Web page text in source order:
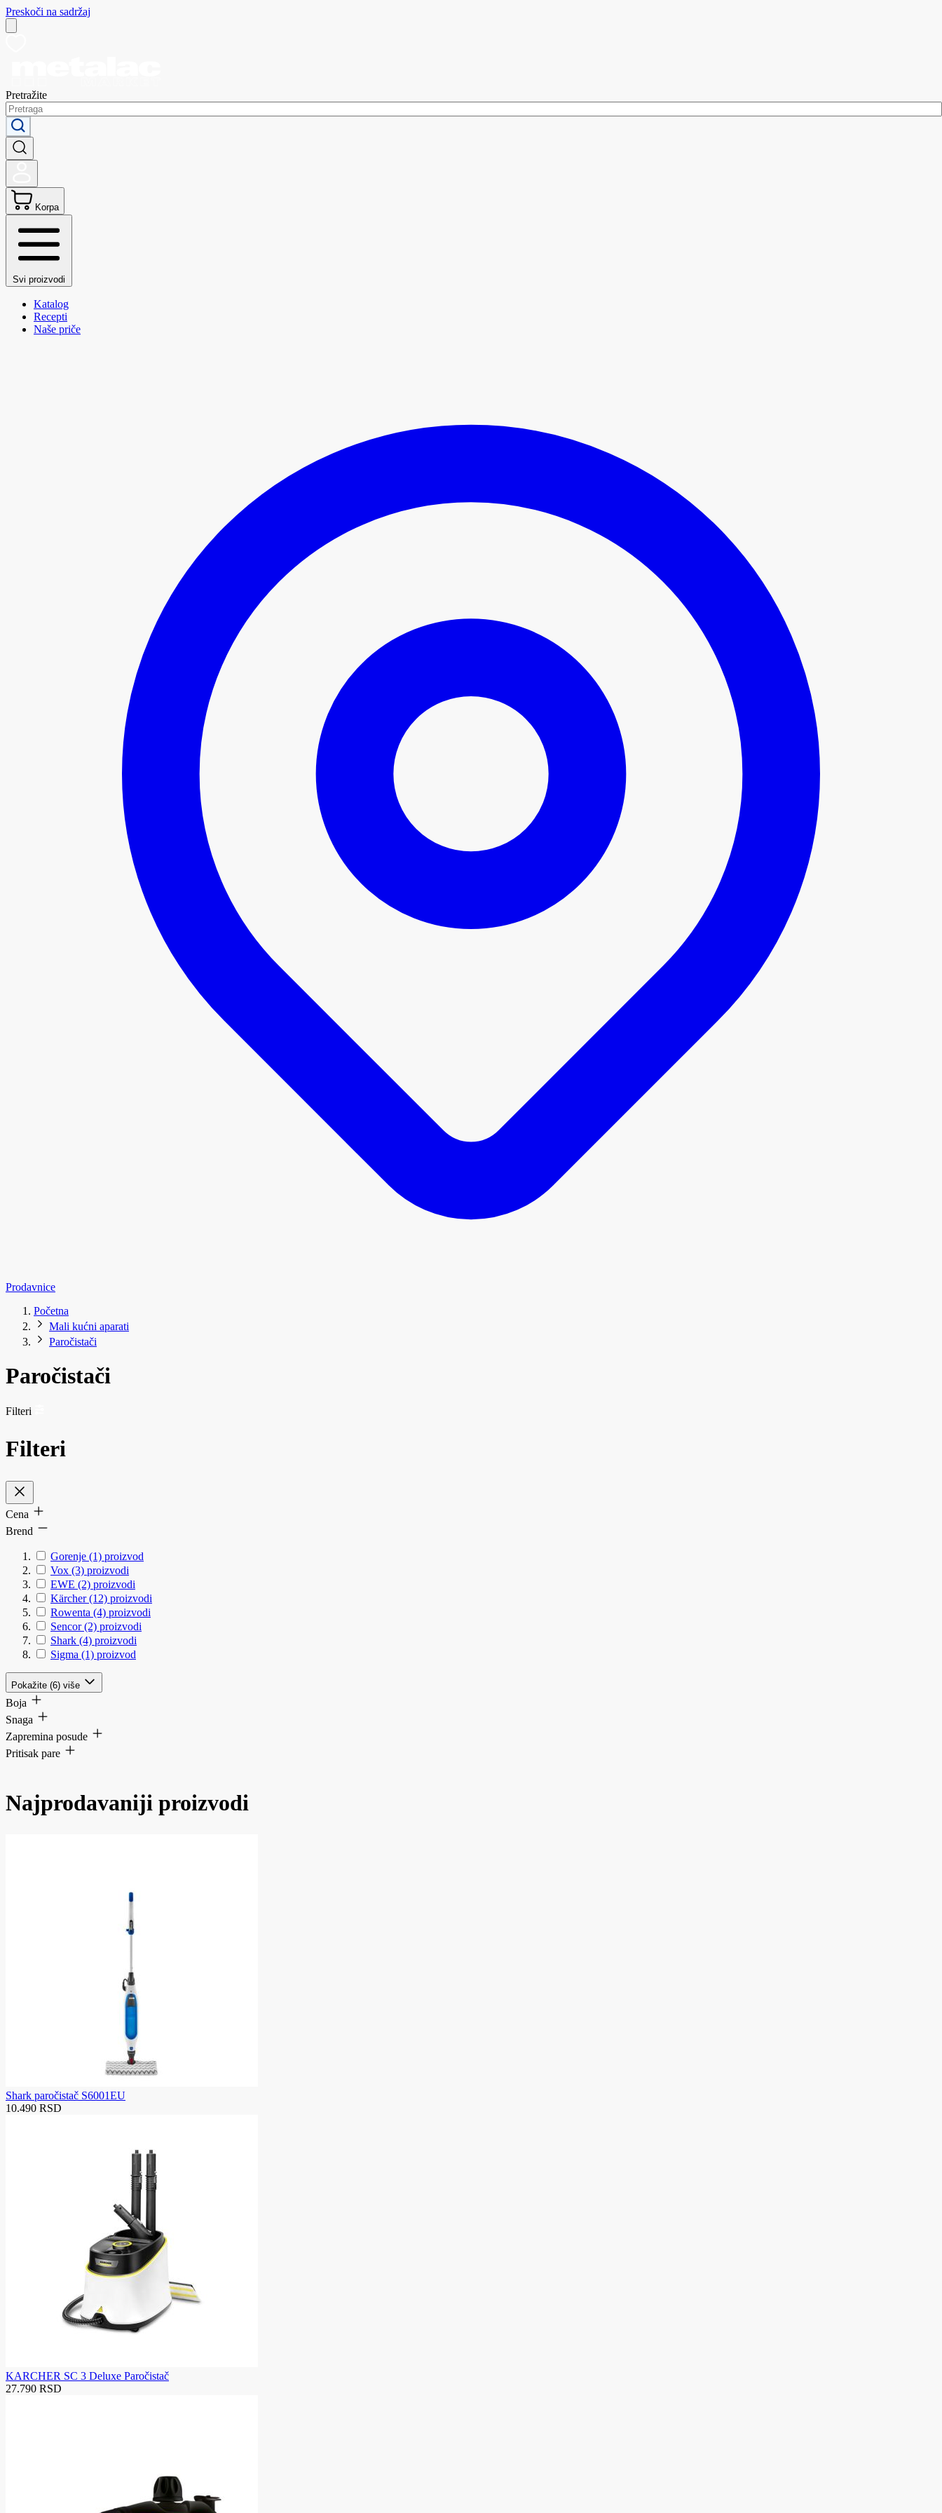
Preskoči na sadržaj
Pretražite
Korpa
Svi proizvodi
Katalog
Recepti
Naše priče
Prodavnice
Početna
Mali kućni aparati
Paročistači
Paročistači
Filteri
Filteri
Cena
Brend
Gorenje (1) proizvod
Vox (3) proizvodi
EWE (2) proizvodi
Kärcher (12) proizvodi
Rowenta (4) proizvodi
Sencor (2) proizvodi
Shark (4) proizvodi
Sigma (1) proizvod
Pokažite (6) više
Boja
Snaga
Zapremina posude
Pritisak pare
Najprodavaniji proizvodi
Shark paročistač S6001EU
10.490 RSD
KARCHER SC 3 Deluxe Paročistač
27.790 RSD